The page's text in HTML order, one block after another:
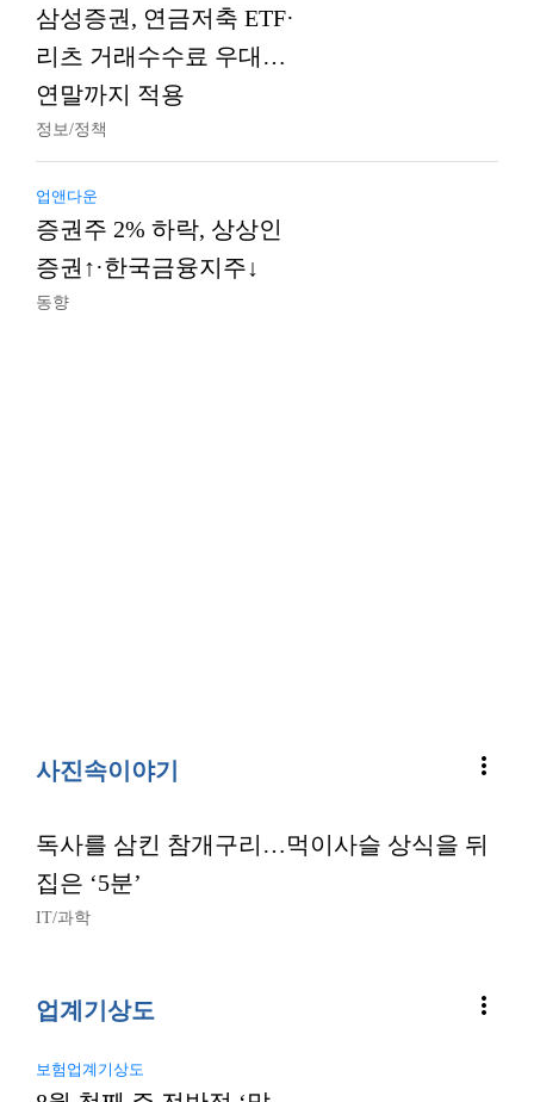
삼성증권, 연금저축 ETF·
리츠 거래수수료 우대…
연말까지 적용
정보/정책
업앤다운
증권주 2% 하락, 상상인
증권↑·한국금융지주↓
동향
사진속이야기 more_vert
독사를 삼킨 참개구리…먹이사슬 상식을 뒤
집은 ‘5분’
IT/과학
업계기상도 more_vert
보험업계기상도